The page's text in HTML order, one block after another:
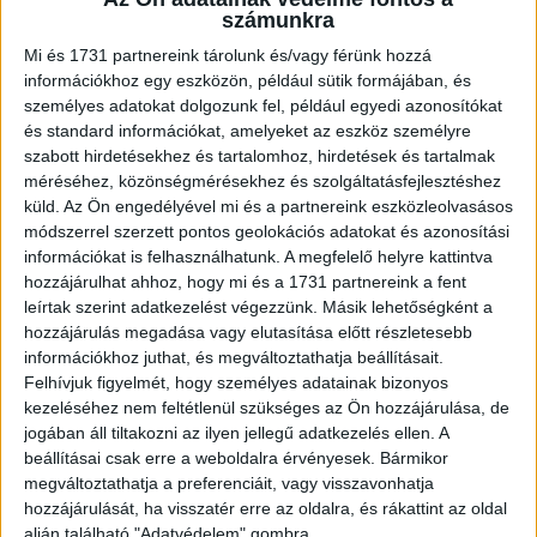
számunkra
Mi és 1731 partnereink tárolunk és/vagy férünk hozzá
információkhoz egy eszközön, például sütik formájában, és
személyes adatokat dolgozunk fel, például egyedi azonosítókat
és standard információkat, amelyeket az eszköz személyre
szabott hirdetésekhez és tartalomhoz, hirdetések és tartalmak
méréséhez, közönségmérésekhez és szolgáltatásfejlesztéshez
küld. Az Ön engedélyével mi és a partnereink eszközleolvasásos
módszerrel szerzett pontos geolokációs adatokat és azonosítási
információkat is felhasználhatunk. A megfelelő helyre kattintva
hozzájárulhat ahhoz, hogy mi és a 1731 partnereink a fent
leírtak szerint adatkezelést végezzünk. Másik lehetőségként a
hozzájárulás megadása vagy elutasítása előtt részletesebb
információkhoz juthat, és megváltoztathatja beállításait.
Felhívjuk figyelmét, hogy személyes adatainak bizonyos
kezeléséhez nem feltétlenül szükséges az Ön hozzájárulása, de
jogában áll tiltakozni az ilyen jellegű adatkezelés ellen. A
beállításai csak erre a weboldalra érvényesek. Bármikor
megváltoztathatja a preferenciáit, vagy visszavonhatja
hozzájárulását, ha visszatér erre az oldalra, és rákattint az oldal
olvasók, ők pedig egy szubjektív, nem szakmai közönség.
végzem a munkám, és ezt igen megtisztelőnek érzem” –
mesélte Odett. „Minden erőmmel, folyamatosan, a
munkám során is azon vagyok, hogy közvetítsem a nők
üzenetét. Nagy szükségünk van a női energiákra, hiszen
ez az, ami összeragasztja az apró darabkákat a világban”
– tette hozzá az énekesnő.
„Ma már egyszerre lehetünk sikeresek a karrierünkben és
a magánéletünkben is, azonban az önmegvalósítás nem
mindig volt ilyen egyszerű. Még mindig van hova
fejlődnünk ezen a téren; a szexizmus leküzdése, és az
egyenlő feltételek a munkaerőpiacon mindannyiunkat
érintő, közös célok. Hiszek a női közösségek erejében és
úgy gondolom, hogy a Women of the Year kiváló példája az
összefogásnak, valamint a legjobb lehetőség azoknak az
ideáloknak a bemutatására, akiktől nőtársaim inspirációt
nyerhetnek saját sikereik megvalósításához” – nyilatkozta